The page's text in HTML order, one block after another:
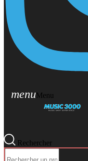
menuMenu
Rechercher